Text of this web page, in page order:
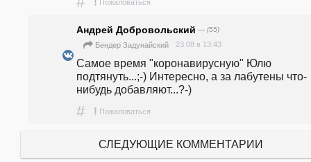
Пожаловаться
Андрей Добровольский — (55)
Бендер Задунайский 23.08 в 13:43
Самое время "коронавирусную" Юлю
подтянуть...;-) Интересно, а за лабутены что-
нибудь добавляют...?-)
# ! Пожаловаться
СЛЕДУЮЩИЕ КОММЕНТАРИИ